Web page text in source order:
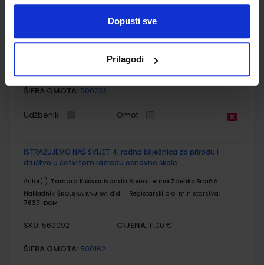
Dopusti sve
Prilagodi
ISTRAŽUJEMO NAŠ SVIJET 4; udžbenik prirode i društva u
Nakladnik:ŠKOLSKA KNJIGA d.d. Registarski broj ministarstva:7637
CIJENA: 18,11 €
ŠIFRA OMOTA: 500233
Udžbenik Omot
ISTRAŽUJEMO NAŠ SVIJET 4; radna bilježnica za prirodu i
društvo u četvrtom razredu osnovne škole
Autor(i): Tamara Kisovar Ivanda Alena Letina Zdenko Braičić
Nakladnik: ŠKOLSKA KNJIGA d.d.
Registarski broj ministarstva:
7637-DOM
SKU: 569092 CIJENA: 11,00 €
ŠIFRA OMOTA: 500162